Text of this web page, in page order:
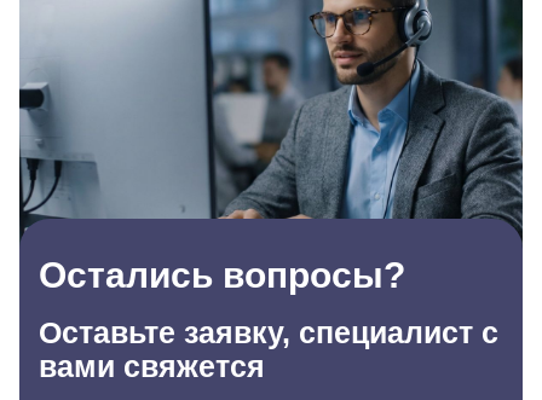
Остались вопросы?
Оставьте заявку, специалист с
вами свяжется